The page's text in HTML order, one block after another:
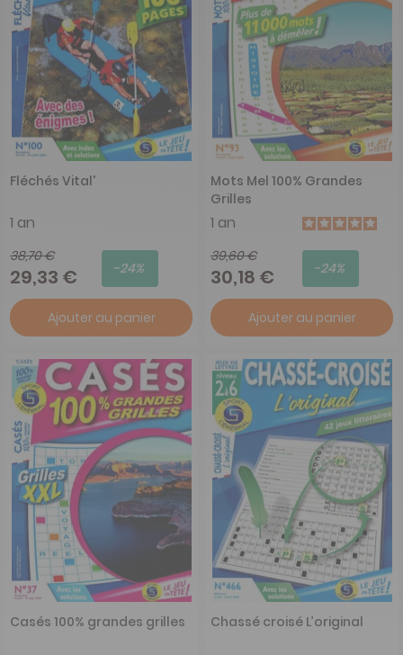
Fléchés Vital'
1 an
38,70 €
29,33 € -24%
Ajouter au panier
Mots Mel 100% Grandes
Grilles
1 an
39,60 €
30,18 € -24%
Ajouter au panier
Casés 100% grandes grilles Chassé croisé L’original